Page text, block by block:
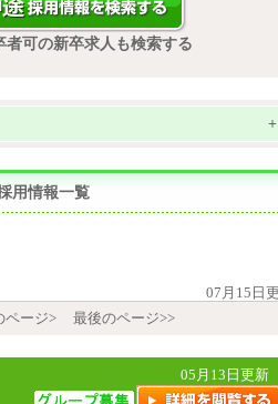
者可の新卒求人も検索する
+
用情報一覧
07月15日
ページ> 最後のページ>>
05月13日更新